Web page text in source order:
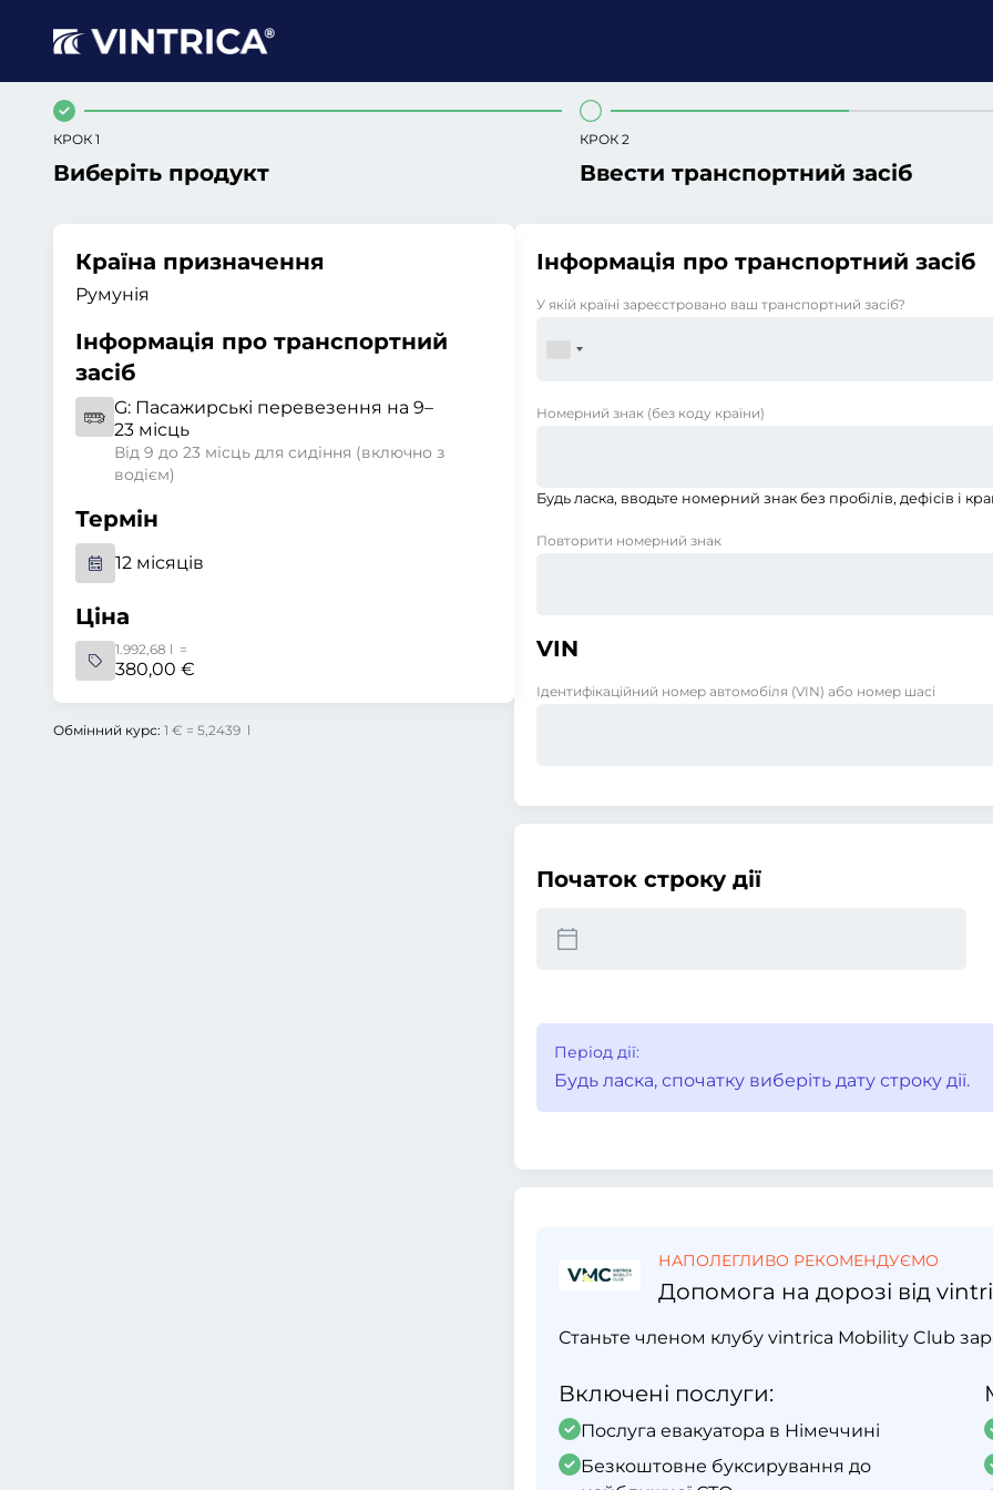
КРОК 1
Виберіть продукт
КРОК 2
Ввести транспортний засіб
Країна призначення
Румунія
Інформація про транспортний
засіб
G: Пасажирські перевезення на 9–
23 місць
Від 9 до 23 місць для сидіння (включно з
водієм)
Термін
12 місяців
Ціна
1.992,68 l =
380,00 €
Обмінний курс: 1 € = 5,2439 l
Інформація про транспортний засіб
У якій країні зареєстровано ваш транспортний засіб?
Номерний знак (без коду країни)
Будь ласка, вводьте номерний знак без пробілів, дефісів і
Повторити номерний знак
VIN
Ідентифікаційний номер автомобіля (VIN) або номер шасі
Початок строку дії
Період дії:
Будь ласка, спочатку виберіть дату строку дії.
НАПОЛЕГЛИВО РЕКОМЕНДУЄМО
Допомога на дорозі від
Станьте членом клубу vintrica Mobility Club
Включені послуги:
Послуга евакуатора в Німеччині
Безкоштовне буксирування до